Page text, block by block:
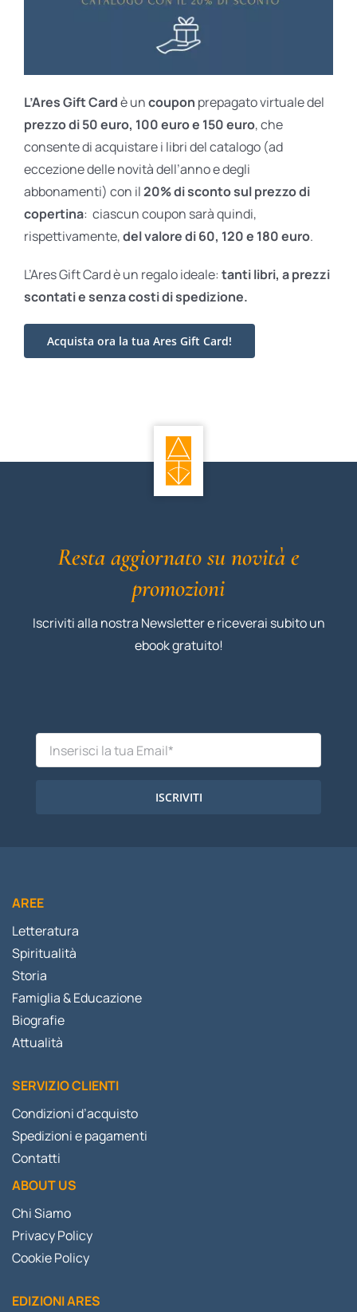
L’Ares Gift Cardè uncoupon prepagato virtuale del
prezzo di 50 euro, 100 euro e 150 euro, che
consente di acquistare i libri del catalogo (ad
eccezione delle novità dell’anno e degli
abbonamenti) con il20% di sconto sul prezzo di
copertina: ciascun coupon sarà quindi,
rispettivamente,del valore di 60, 120 e 180 euro.
L’Ares Gift Card è un regalo ideale: tanti libri, a prezzi
scontati esenza costi di spedizione.
Acquista ora la tua Ares Gift Card!
Resta aggiornato su novità e
promozioni
Iscriviti alla nostra Newsletter e riceverai subito un
ebook gratuito!
ISCRIVITI
AREE
Letteratura
Spiritualità
Storia
Famiglia & Educazione
Biografie
Attualità
SERVIZIO CLIENTI
Condizioni d’acquisto
Spedizioni e pagamenti
Contatti
ABOUT US
Chi Siamo
Privacy Policy
Cookie Policy
EDIZIONI ARES